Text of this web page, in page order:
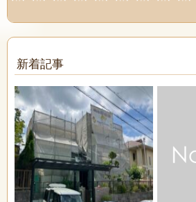
新着記事